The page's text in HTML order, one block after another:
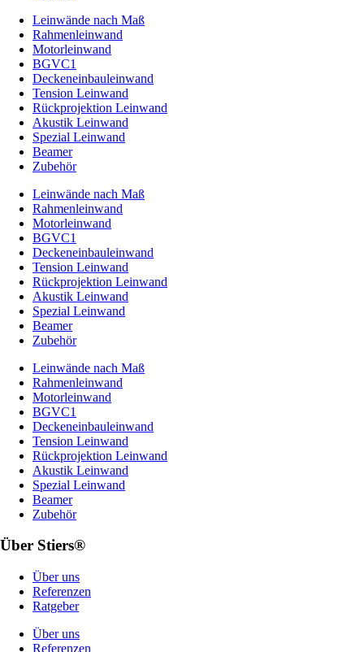
Leinwände nach Maß
Rahmenleinwand
Motorleinwand
BGVC1
Deckeneinbauleinwand
Tension Leinwand
Rückprojektion Leinwand
Akustik Leinwand
Spezial Leinwand
Beamer
Zubehör
Leinwände nach Maß
Rahmenleinwand
Motorleinwand
BGVC1
Deckeneinbauleinwand
Tension Leinwand
Rückprojektion Leinwand
Akustik Leinwand
Spezial Leinwand
Beamer
Zubehör
Leinwände nach Maß
Rahmenleinwand
Motorleinwand
BGVC1
Deckeneinbauleinwand
Tension Leinwand
Rückprojektion Leinwand
Akustik Leinwand
Spezial Leinwand
Beamer
Zubehör
Über Stiers®
Über uns
Referenzen
Ratgeber
Über uns
Referenzen